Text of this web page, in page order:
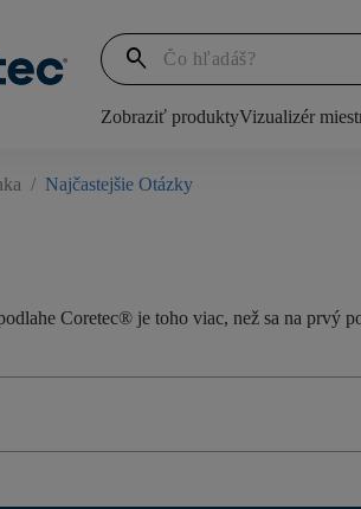
search
Zobraziť produktyVizualizér
/ Najčastejšie Otázky
Coretec®je toho viac, než sa na prvý